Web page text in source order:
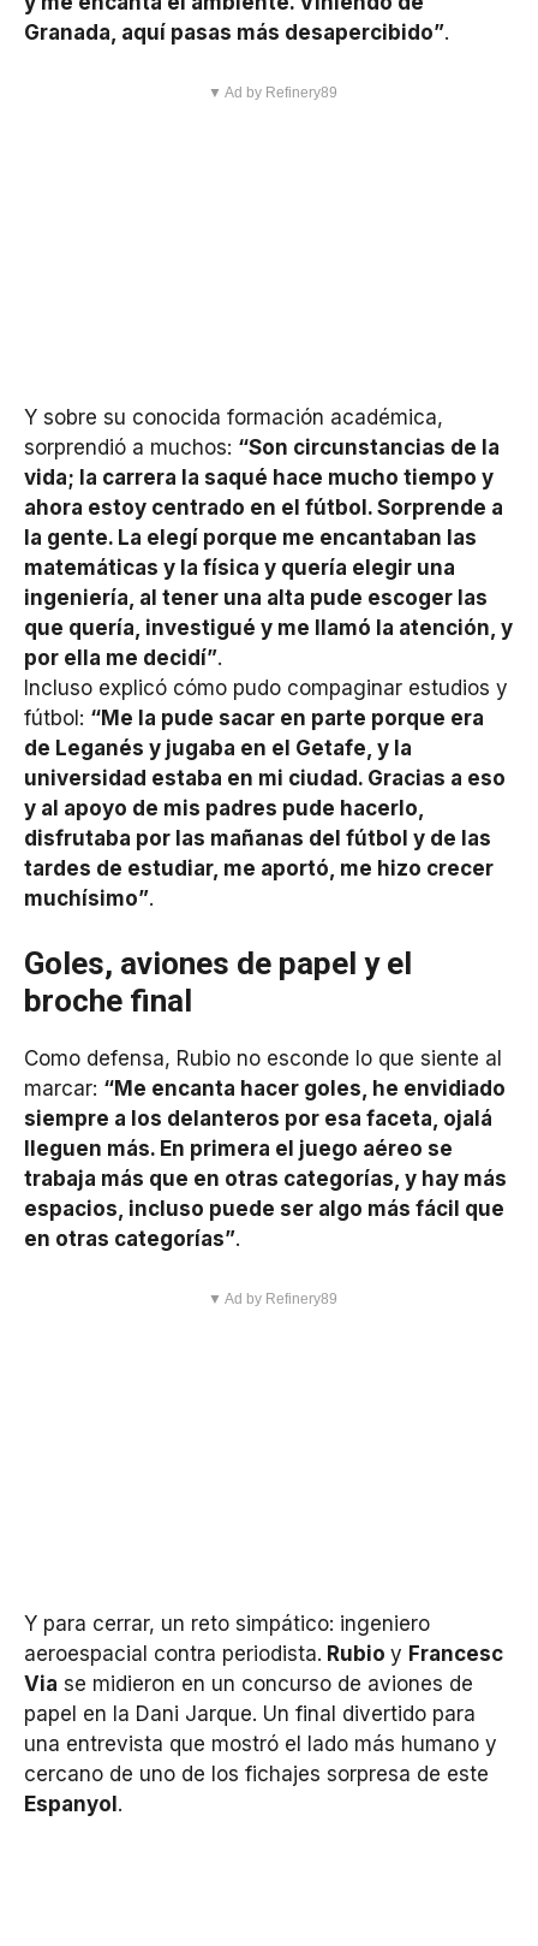
Granada, aquí pasas más desapercibido”.
▼ Ad by Refinery89
Y sobre su conocida formación académica,
sorprendió a muchos: “Son circunstancias de la
vida; la carrera la saqué hace mucho tiempo y
ahora estoy centrado en el fútbol. Sorprende a
la gente. La elegí porque me encantaban las
matemáticas y la física y quería elegir una
ingeniería, al tener una alta pude escoger las
que quería, investigué y me llamó la atención, y
por ella me decidí”.
Incluso explicó cómo pudo compaginar estudios y
fútbol: “Me la pude sacar en parte porque era
de Leganés y jugaba en el Getafe, y la
universidad estaba en mi ciudad. Gracias a eso
y al apoyo de mis padres pude hacerlo,
disfrutaba por las mañanas del fútbol y de las
tardes de estudiar, me aportó, me hizo crecer
muchísimo”.
Goles, aviones de papel y el
broche final
Como defensa, Rubio no esconde lo que siente al
marcar: “Me encanta hacer goles, he envidiado
siempre a los delanteros por esa faceta, ojalá
lleguen más. En primera el juego aéreo se
trabaja más que en otras categorías, y hay más
espacios, incluso puede ser algo más fácil que
en otras categorías”.
▼ Ad by Refinery89
Y para cerrar, un reto simpático: ingeniero
aeroespacial contra periodista. Rubio y Francesc
Via se midieron en un concurso de aviones de
papel en la Dani Jarque. Un final divertido para
una entrevista que mostró el lado más humano y
cercano de uno de los fichajes sorpresa de este
Espanyol .